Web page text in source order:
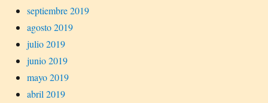
septiembre 2019
agosto 2019
julio 2019
junio 2019
mayo 2019
abril 2019